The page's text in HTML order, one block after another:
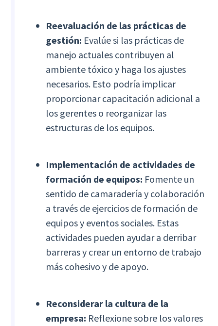
Reevaluación de las prácticas de
gestión: Evalúe si las prácticas de
manejo actuales contribuyen al
ambiente tóxico y haga los ajustes
necesarios. Esto podría implicar
proporcionar capacitación adicional a
los gerentes o reorganizar las
estructuras de los equipos.
Implementación de actividades de
formación de equipos: Fomente un
sentido de camaradería y colaboración
a través de ejercicios de formación de
equipos y eventos sociales. Estas
actividades pueden ayudar a derribar
barreras y crear un entorno de trabajo
más cohesivo y de apoyo.
Reconsiderar la cultura de la
empresa: Reflexione sobre los valores